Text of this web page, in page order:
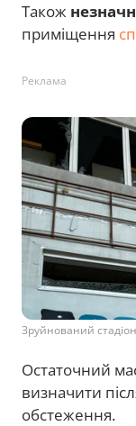
Також
приміщення
Реклама
Зруйнований
Остаточний
визначити
обстеження.